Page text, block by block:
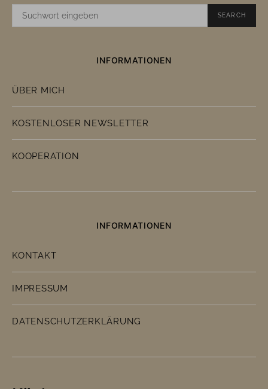
SUCHE
SEARCH
INFORMATIONEN
ÜBER MICH
KOSTENLOSER NEWSLETTER
KOOPERATION
INFORMATIONEN
KONTAKT
IMPRESSUM
DATENSCHUTZERKLÄRUNG